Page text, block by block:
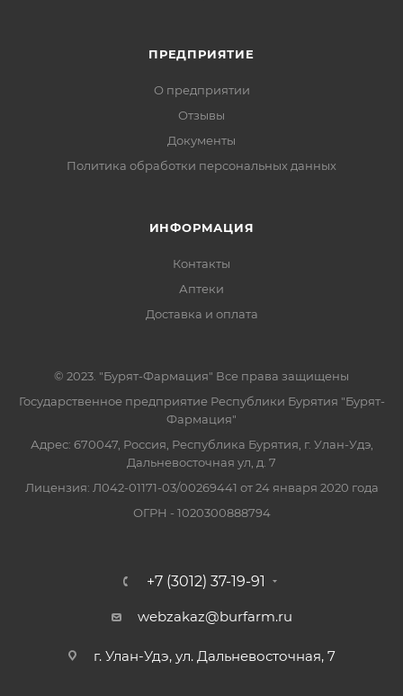
ПРЕДПРИЯТИЕ
О предприятии
Отзывы
Документы
Политика обработки персональных данных
ИНФОРМАЦИЯ
Контакты
Аптеки
Доставка и оплата
© 2023. "Бурят-Фармация" Все права защищены
Государственное предприятие Республики Бурятия "Бурят-
Фармация"
Адрес: 670047, Россия, Республика Бурятия, г. Улан-Удэ,
Дальневосточная ул, д. 7
Лицензия: Л042-01171-03/00269441 от 24 января 2020 года
ОГРН - 1020300888794
+7 (3012) 37-19-91
webzakaz@burfarm.ru
г. Улан-Удэ, ул. Дальневосточная, 7